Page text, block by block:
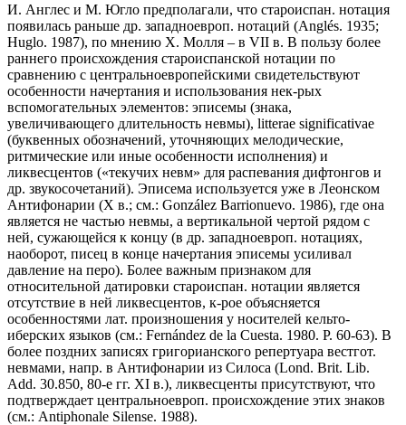
И. Англес и М. Югло предполагали, что староиспан. нотация
появилась раньше др. западноевроп. нотаций (Anglés. 1935;
Huglo. 1987), по мнению Х. Молля – в VII в. В пользу более
раннего происхождения староиспанской нотации по
сравнению с центральноевропейскими свидетельствуют
особенности начертания и использования нек-рых
вспомогательных элементов: эписемы (знака,
увеличивающего длительность невмы), litterae significativae
(буквенных обозначений, уточняющих мелодические,
ритмические или иные особенности исполнения) и
ликвесцентов («текучих невм» для распевания дифтонгов и
др. звукосочетаний). Эписема используется уже в Леонском
Антифонарии (X в.; см.: González Barrionuevo. 1986), где она
является не частью невмы, а вертикальной чертой рядом с
ней, сужающейся к концу (в др. западноевроп. нотациях,
наоборот, писец в конце начертания эписемы усиливал
давление на перо). Более важным признаком для
относительной датировки староиспан. нотации является
отсутствие в ней ликвесцентов, к-рое объясняется
особенностями лат. произношения у носителей кельто-
иберских языков (см.: Fernández de la Cuesta. 1980. P. 60-63). В
более поздних записях григорианского репертуара вестгот.
невмами, напр. в Антифонарии из Силоса (Lond. Brit. Lib.
Add. 30.850, 80-е гг. XI в.), ликвесценты присутствуют, что
подтверждает центральноевроп. происхождение этих знаков
(см.: Antiphonale Silense. 1988).